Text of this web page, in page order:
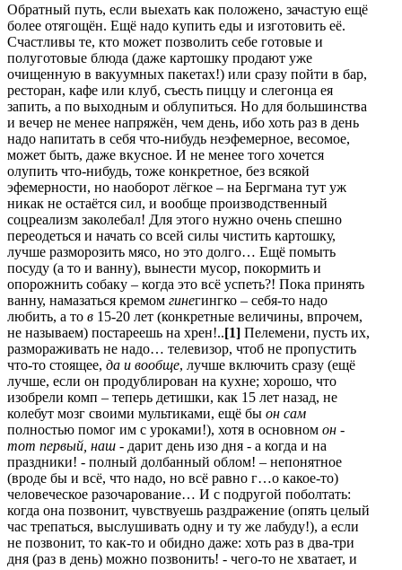
Обратный путь, если выехать как положено, зачастую ещё
более отягощён. Ещё надо купить еды и изготовить её.
Счастливы те, кто может позволить себе готовые и
полуготовые блюда (даже картошку продают уже
очищенную в вакуумных пакетах!) или сразу пойти в бар,
ресторан, кафе или клуб, съесть пиццу и слегонца ея
запить, а по выходным и облупиться. Но для большинства
и вечер не менее напряжён, чем день, ибо хоть раз в день
надо напитать в себя что-нибудь неэфемерное, весомое,
может быть, даже вкусное. И не менее того хочется
олупить что-нибудь, тоже конкретное, без всякой
эфемерности, но наоборот лёгкое – на Бергмана тут уж
никак не остаётся сил, и вообще производственный
соцреализм заколебал! Для этого нужно очень спешно
переодеться и начать со всей силы чистить картошку,
лучше разморозить мясо, но это долго… Ещё помыть
посуду (а то и ванну), вынести мусор, покормить и
опорожнить собаку – когда это всё успеть?! Пока принять
ванну, намазаться кремом гинегингко – себя-то надо
любить, а то в 15-20 лет (конкретные величины, впрочем,
не называем) постареешь на хрен!..[1] Пелемени, пусть их,
размораживать не надо… телевизор, чтоб не пропустить
что-то стоящее, да и вообще, лучше включить сразу (ещё
лучше, если он продублирован на кухне; хорошо, что
изобрели комп – теперь детишки, как 15 лет назад, не
колебут мозг своими мультиками, ещё бы он сам
полностью помог им с уроками!), хотя в основном он -
тот первый, наш - дарит день изо дня - а когда и на
праздники! - полный долбанный облом! – непонятное
(вроде бы и всё, что надо, но всё равно г…о какое-то)
человеческое разочарование… И с подругой поболтать:
когда она позвонит, чувствуешь раздражение (опять целый
час трепаться, выслушивать одну и ту же лабуду!), а если
не позвонит, то как-то и обидно даже: хоть раз в два-три
дня (раз в день) можно позвонить! - чего-то не хватает, и